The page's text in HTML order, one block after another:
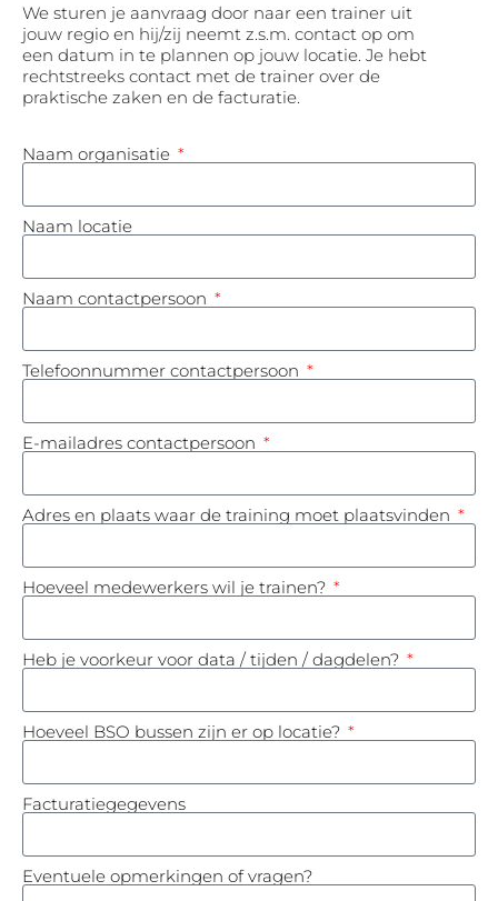
We sturen je aanvraag door naar een trainer uit
jouw regio en hij/zij neemt z.s.m. contact op om
een datum in te plannen op jouw locatie. Je hebt
rechtstreeks contact met de trainer over de
praktische zaken en de facturatie.
Naam organisatie
Naam locatie
Naam contactpersoon
Telefoonnummer contactpersoon
E-mailadres contactpersoon
Adres en plaats waar de training moet plaatsvinden
Hoeveel medewerkers wil je trainen?
Heb je voorkeur voor data / tijden / dagdelen?
Hoeveel BSO bussen zijn er op locatie?
Facturatiegegevens
Eventuele opmerkingen of vragen?